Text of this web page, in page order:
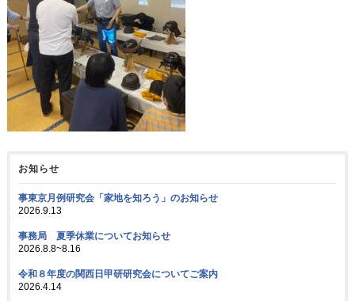
お知らせ
事東京月例研究会「家地を知ろう」のお知らせ
2026.9.13
事務局 夏季休業についてお知らせ
2026.8.8~8.16
令和８年度の関西日甲研研究会についてご案内
2026.4.14